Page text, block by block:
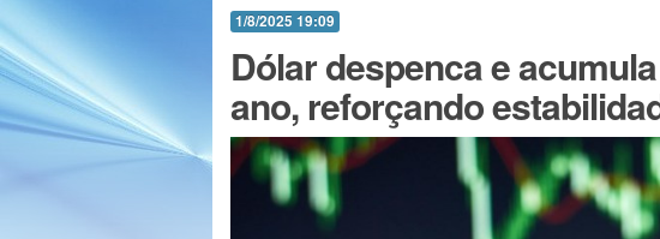
1/8/2025 19:09
Dólar despenca e
ano, reforçando